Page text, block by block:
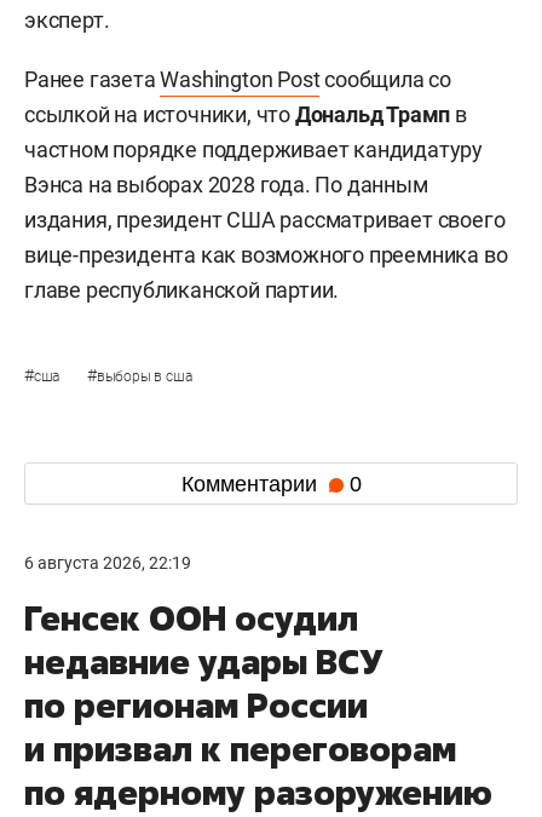
эксперт.
Ранее газетаWashington Postсообщила со
ссылкой на источники, чтоДональд Трамп в
частном порядке поддерживает кандидатуру
Вэнса на выборах 2028 года. По данным
издания, президент США рассматривает своего
вице-президента как возможного преемника во
главе республиканской партии.
#сша #выборы в сша
Комментарии 0
6 августа 2026, 22:19
Генсек ООН осудил
недавние удары ВСУ
по регионам России
и призвал к переговорам
по ядерному разоружению